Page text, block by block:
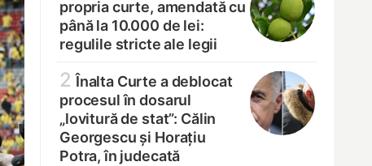
propria curte, amendată cu
până la 10.000 de lei:
regulile stricte ale legii
2 Înalta Curte a deblocat
procesul în dosarul
„lovitură de stat”: Călin
Georgescu și Horațiu
Potra, în judecată